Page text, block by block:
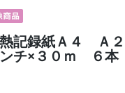
熱記録紙Ａ４ Ａ
ンチ×３０ｍ ６本